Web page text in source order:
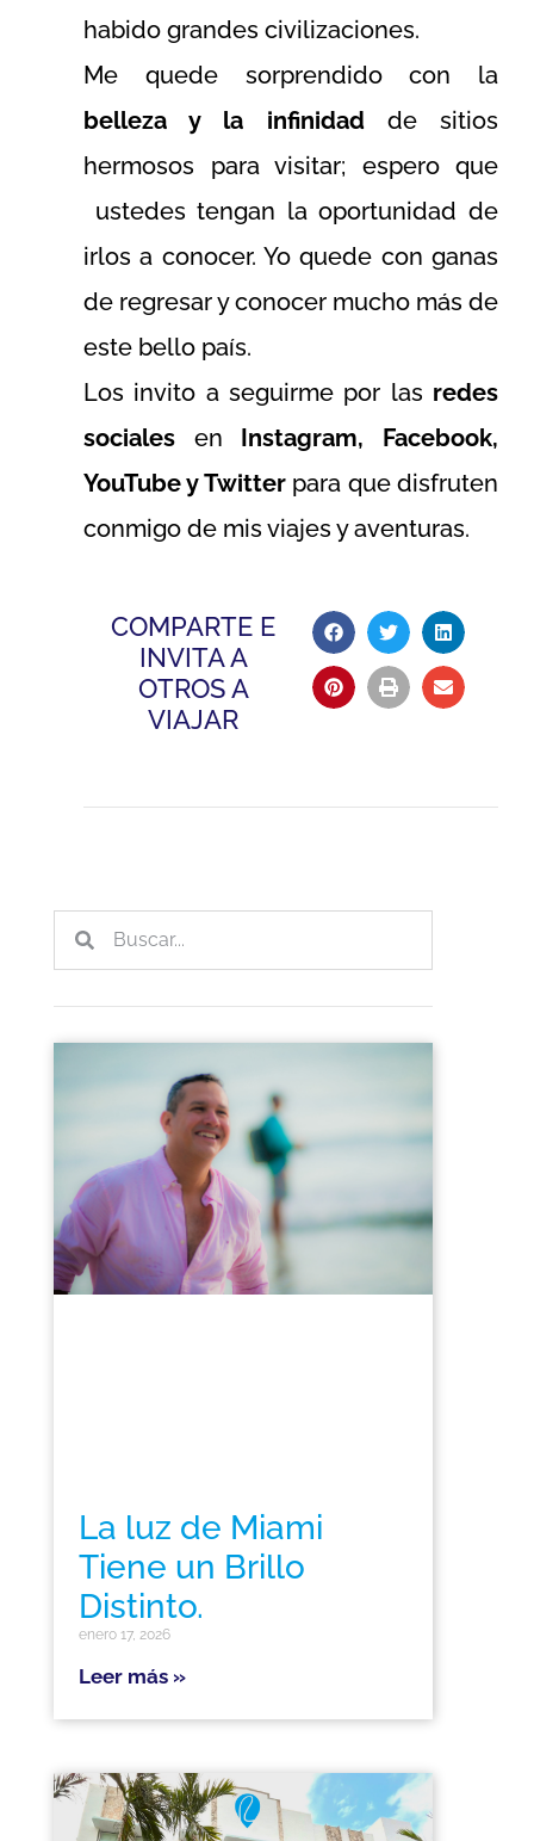
habido grandes civilizaciones.
Me quede sorprendido con la
belleza y la infinidadde sitios
hermosos para visitar; espero que
ustedes tengan la oportunidad de
irlos a conocer. Yo quede con ganas
de regresar y conocer mucho más de
este bello país.
Los invito a seguirme por las redes
sociales en Instagram, Facebook,
YouTube y Twitterpara que disfruten
conmigo de mis viajes y aventuras.
COMPARTE E
INVITA A
OTROS A
VIAJAR
La luz de Miami
Tiene un Brillo
Distinto.
enero 17, 2026
Leer más »